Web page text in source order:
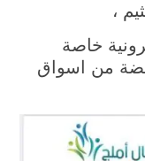
،
خاصة
من اسواق